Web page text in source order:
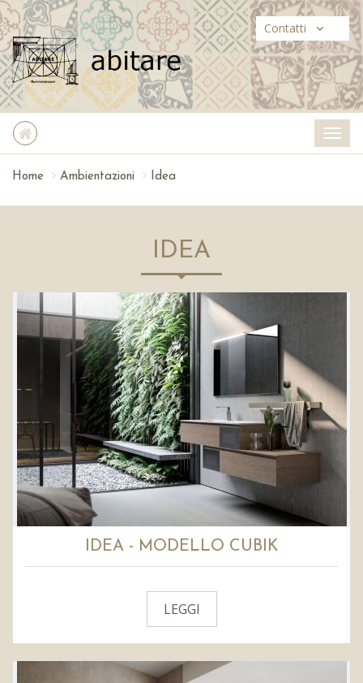
Contatti
Home Ambientazioni Idea
IDEA
IDEA - MODELLO CUBIK
LEGGI